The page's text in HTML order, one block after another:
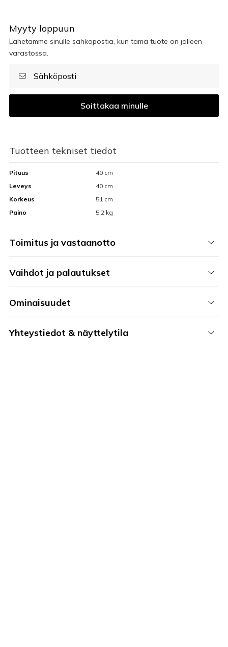
Myyty loppuun
Lähetämme sinulle sähköpostia, kun tämä tuote on jälleen
varastossa.
Soittakaa minulle
Tuotteen tekniset tiedot
Pituus
40 cm
Leveys
40 cm
Korkeus
51 cm
Paino
5.2 kg
Toimitus ja vastaanotto
Vaihdot ja palautukset
Ominaisuudet
Yhteystiedot & näyttelytila